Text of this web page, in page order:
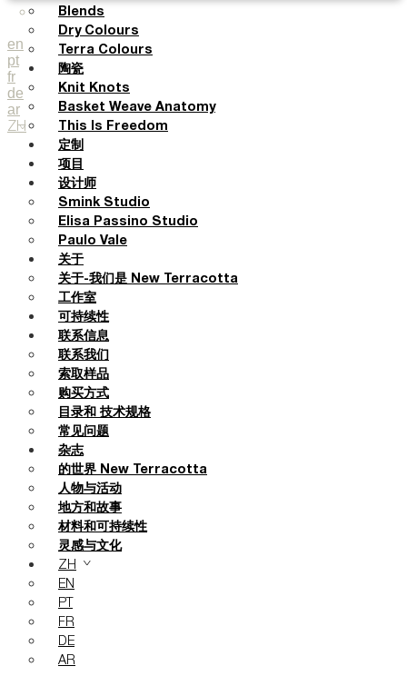
en
pt
fr
de
ar
ZH
Blends
Dry Colours
Terra Colours
陶瓷
Knit Knots
Basket Weave Anatomy
This Is Freedom
定制
项目
设计师
Smink Studio
Elisa Passino Studio
Paulo Vale
关于
关于-我们是 New Terracotta
工作室
可持续性
联系信息
联系我们
索取样品
购买方式
目录和 技术规格
常见问题
杂志
的世界 New Terracotta
人物与活动
地方和故事
材料和可持续性
灵感与文化
ZH
EN
PT
FR
DE
AR